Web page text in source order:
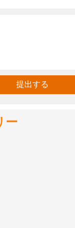
提出する
ー